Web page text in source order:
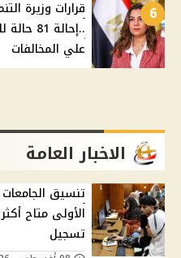
6
..إحالة
علي المخالفات
الاخبار العامة
الأولى متاح
تسجيل